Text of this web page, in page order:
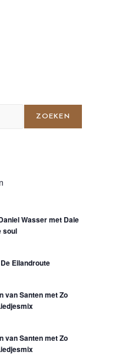
ZOEKEN
Wasser met Dale
soul
Eilandroute
van Santen met Zo
van Santen met Zo